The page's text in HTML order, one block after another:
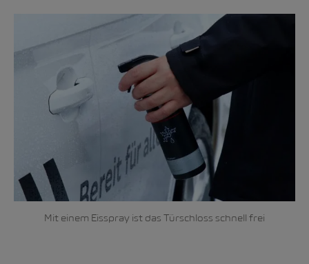
Mit einem Eisspray ist das Türschloss schnell frei